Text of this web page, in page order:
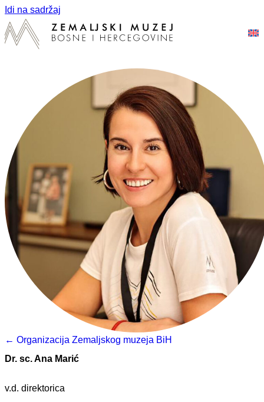
Idi na sadržaj
← Organizacija Zemaljskog muzeja BiH
Dr. sc. Ana Marić
v.d. direktorica